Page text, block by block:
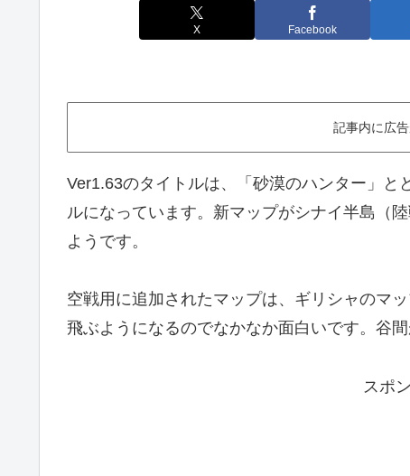
X Facebook
記事内に広
Ver1.63のタイトルは、「砂漠のハンター」と
ルになっています。新マップがシナイ半島（
ようです。
空戦用に追加されたマップは、ギリシャのマ
飛ぶようになるのでなかなか面白いです。谷
スポ